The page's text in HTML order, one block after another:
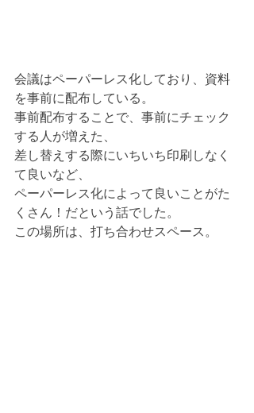
会議はペーパーレス化しており、資料
を事前に配布している。
事前配布することで、事前にチェック
する人が増えた、
差し替えする際にいちいち印刷しなく
て良いなど、
ペーパーレス化によって良いことがた
くさん！だという話でした。
この場所は、打ち合わせスペース。